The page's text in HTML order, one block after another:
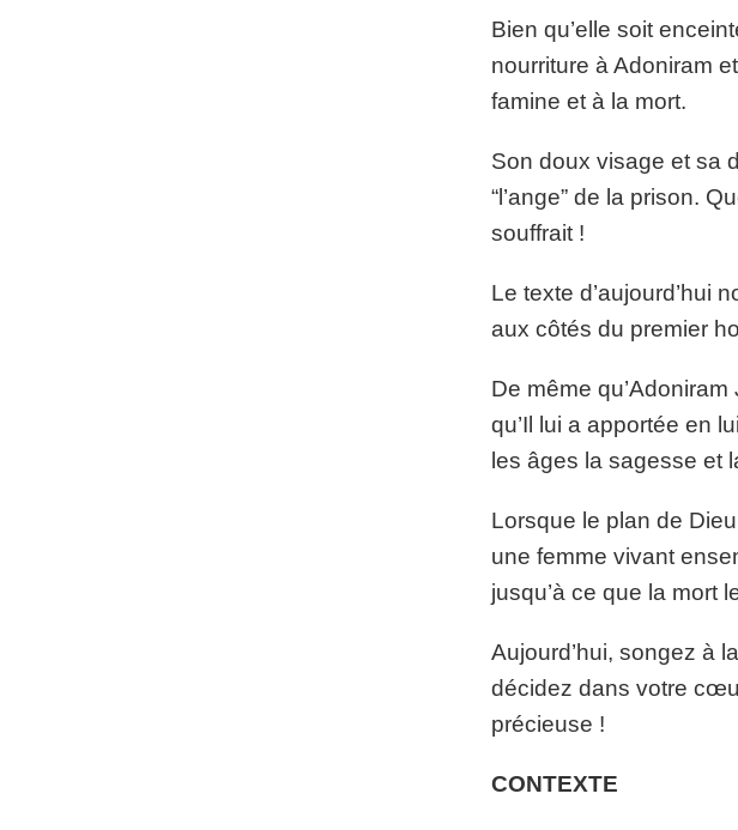
Bien qu’elle soit
nourriture à Adoniram
famine et à la mort.
Son doux visage et sa
“l’ange” de la prison.
souffrait !
Le texte d’aujourd’hui
aux côtés du premier
De même
qu’Il lui a apportée en
les âges la sagesse et
Lorsque le plan de
une femme vivant
jusqu’à ce que la mort
Aujourd’hui, songez à
décidez dans votre
précieuse !
CONTEXTE